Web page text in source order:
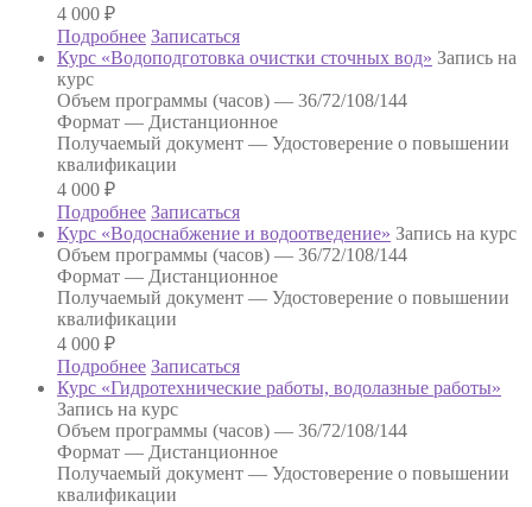
4 000 ₽
Подробнее Записаться
Курс «Водоподготовка очистки сточных вод» Запись на
курс
Объем программы (часов) — 36/72/108/144
Формат — Дистанционное
Получаемый документ — Удостоверение о повышении
квалификации
4 000 ₽
Подробнее Записаться
Курс «Водоснабжение и водоотведение» Запись на курс
Объем программы (часов) — 36/72/108/144
Формат — Дистанционное
Получаемый документ — Удостоверение о повышении
квалификации
4 000 ₽
Подробнее Записаться
Курс «Гидротехнические работы, водолазные работы»
Запись на курс
Объем программы (часов) — 36/72/108/144
Формат — Дистанционное
Получаемый документ — Удостоверение о повышении
квалификации